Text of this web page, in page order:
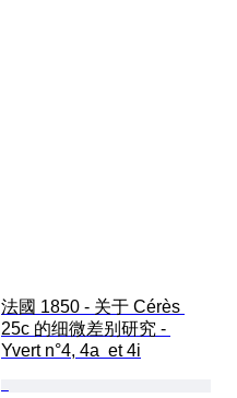
法國 1850 - 关于 Cérès
25c 的细微差别研究 -
Yvert n°4, 4a  et 4i